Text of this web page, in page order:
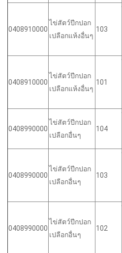
0408910000
ไข่สัตว์ปีกปอก
เปลือกแห้งอื่นๆ
103
0408910000
ไข่สัตว์ปีกปอก
เปลือกแห้งอื่นๆ
101
0408990000
ไข่สัตว์ปีกปอก
เปลือกอื่นๆ
104
0408990000
ไข่สัตว์ปีกปอก
เปลือกอื่นๆ
103
0408990000
ไข่สัตว์ปีกปอก
เปลือกอื่นๆ
102